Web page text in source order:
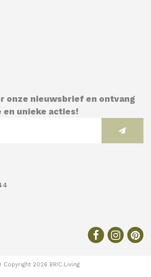
onze nieuwsbrief en ontvang
unieke acties!
Copyright 2026 BRIC.Living